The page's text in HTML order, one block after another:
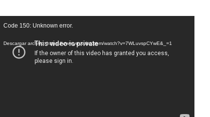
Reproductor
vídeo
Code 150: Unknown error.
Descargar archivo: https://www.youtube.com/watch?v=7WLuvspCYwE&_=1